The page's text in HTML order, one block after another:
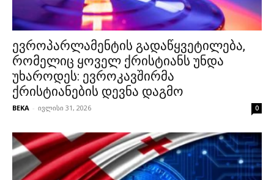
ევროპარლამენტის გადაწყვეტილება,
რომელიც ყოველ ქრისტიანს უნდა
უხაროდეს: ევროკავშირმა
ქრისტიანების დევნა დაგმო
BEKA - ივლისი 31, 2026 0